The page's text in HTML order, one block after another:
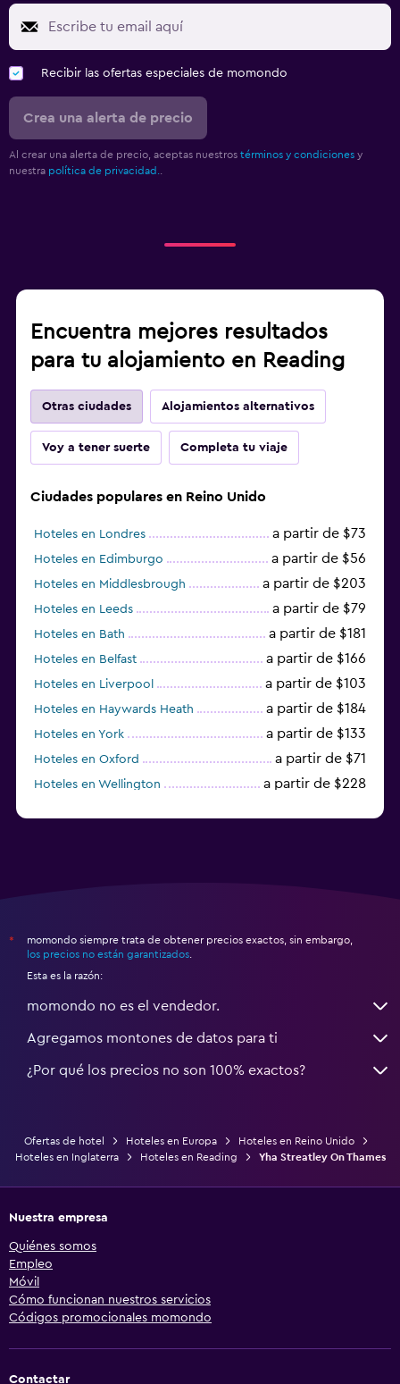
Recibir las ofertas especiales de momondo
Crea una alerta de precio
Al crear una alerta de precio, aceptas nuestros términos y condiciones y
nuestra política de privacidad.
Encuentra mejores resultados
para tu alojamiento en Reading
Otras ciudades Alojamientos alternativos
Voy a tener suerte Completa tu viaje
Ciudades populares en Reino Unido
Hoteles en Londres a partir de $73
Hoteles en Edimburgo a partir de $56
Hoteles en Middlesbrough a partir de $203
Hoteles en Leeds a partir de $79
Hoteles en Bath a partir de $181
Hoteles en Belfast a partir de $166
Hoteles en Liverpool a partir de $103
Hoteles en Haywards Heath a partir de $184
Hoteles en York a partir de $133
Hoteles en Oxford a partir de $71
Hoteles en Wellington a partir de $228
*
momondo siempre trata de obtener precios exactos, sin embargo,
los precios no están garantizados
Esta es la razón:
momondo no es el vendedor.
Agregamos montones de datos para ti
¿Por qué los precios no son 100% exactos?
Ofertas de hotel Hoteles en Europa
Hoteles en Reino Unido
Hoteles en Inglaterra
Hoteles en Reading Yha Streatley On Thames
Nuestra empresa
Quiénes somos
Empleo
Móvil
Cómo funcionan nuestros servicios
Códigos promocionales momondo
Contactar